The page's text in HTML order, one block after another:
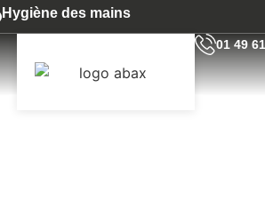
Hygiène des mains
01 49